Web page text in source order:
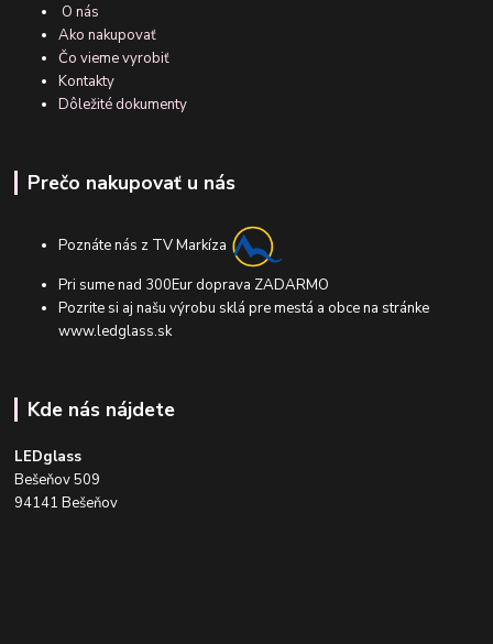
O nás
Ako nakupovať
Čo vieme vyrobiť
Kontakty
Dôležité dokumenty
Prečo nakupovať u nás
Poznáte nás z TV Markíza
Pri sume nad 300Eur doprava ZADARMO
Pozrite si aj našu výrobu sklá pre mestá a obce na stránke
www.ledglass.sk
Kde nás nájdete
LEDglass
Bešeňov 509
94141 Bešeňov